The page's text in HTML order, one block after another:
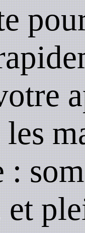
les
:
et